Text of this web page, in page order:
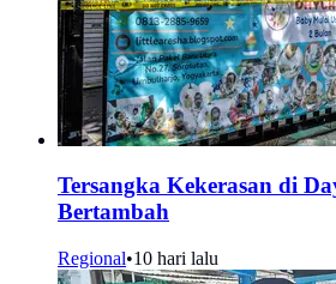
Tersangka Kekerasan di
Bertambah
Regional•10 hari lalu